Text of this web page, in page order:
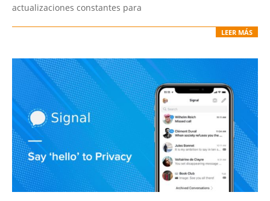
actualizaciones constantes para
LEER MÁS